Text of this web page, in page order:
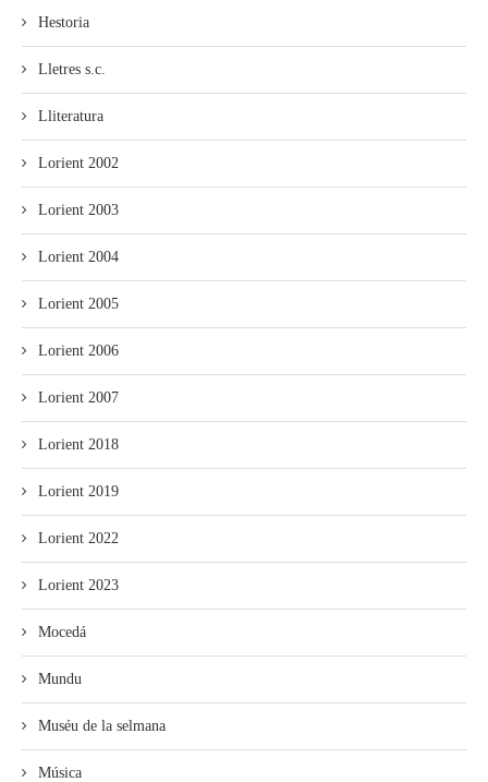
Hestoria
Lletres s.c.
Lliteratura
Lorient 2002
Lorient 2003
Lorient 2004
Lorient 2005
Lorient 2006
Lorient 2007
Lorient 2018
Lorient 2019
Lorient 2022
Lorient 2023
Mocedá
Mundu
Muséu de la selmana
Música